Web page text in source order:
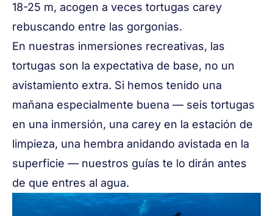
18-25 m, acogen a veces tortugas carey
rebuscando entre las gorgonias.
En nuestras inmersiones recreativas, las
tortugas son la expectativa de base, no un
avistamiento extra. Si hemos tenido una
mañana especialmente buena — seis tortugas
en una inmersión, una carey en la estación de
limpieza, una hembra anidando avistada en la
superficie — nuestros guías te lo dirán antes
de que entres al agua.